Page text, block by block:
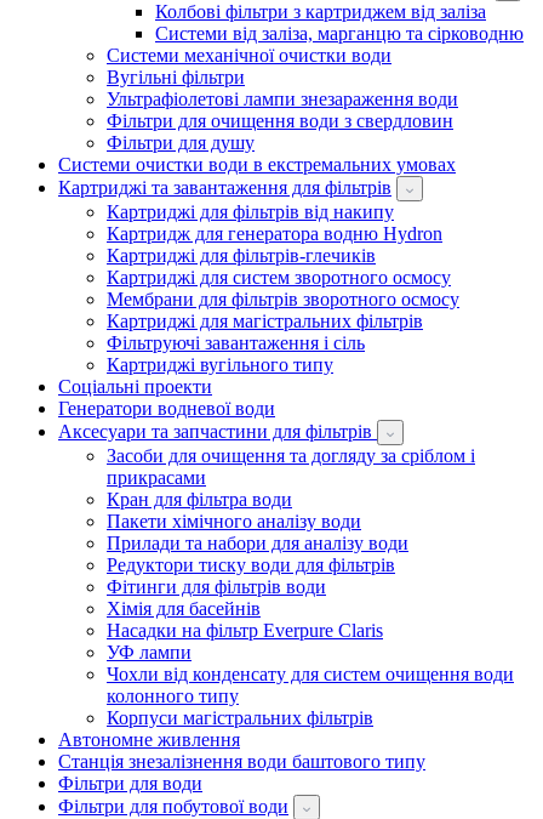
Колбові фільтри з картриджем від заліза
Системи від заліза, марганцю та сірководню
Системи механічної очистки води
Вугільні фільтри
Ультрафіолетові лампи знезараження води
Фільтри для очищення води з свердловин
Фільтри для душу
Системи очистки води в екстремальних умовах
Картриджі та завантаження для фільтрів
Картриджі для фільтрів від накипу
Картридж для генератора водню Hydron
Картриджі для фільтрів-глечиків
Картриджі для систем зворотного осмосу
Мембрани для фільтрів зворотного осмосу
Картриджі для магістральних фільтрів
Фільтруючі завантаження і сіль
Картриджі вугільного типу
Соціальні проекти
Генератори водневої води
Аксесуари та запчастини для фільтрів
Засоби для очищення та догляду за сріблом і
прикрасами
Кран для фільтра води
Пакети хімічного аналізу води
Прилади та набори для аналізу води
Редуктори тиску води для фільтрів
Фітинги для фільтрів води
Хімія для басейнів
Насадки на фільтр Everpure Claris
УФ лампи
Чохли від конденсату для систем очищення води
колонного типу
Корпуси магістральних фільтрів
Автономне живлення
Станція знезалізнення води баштового типу
Фільтри для води
Фільтри для побутової води